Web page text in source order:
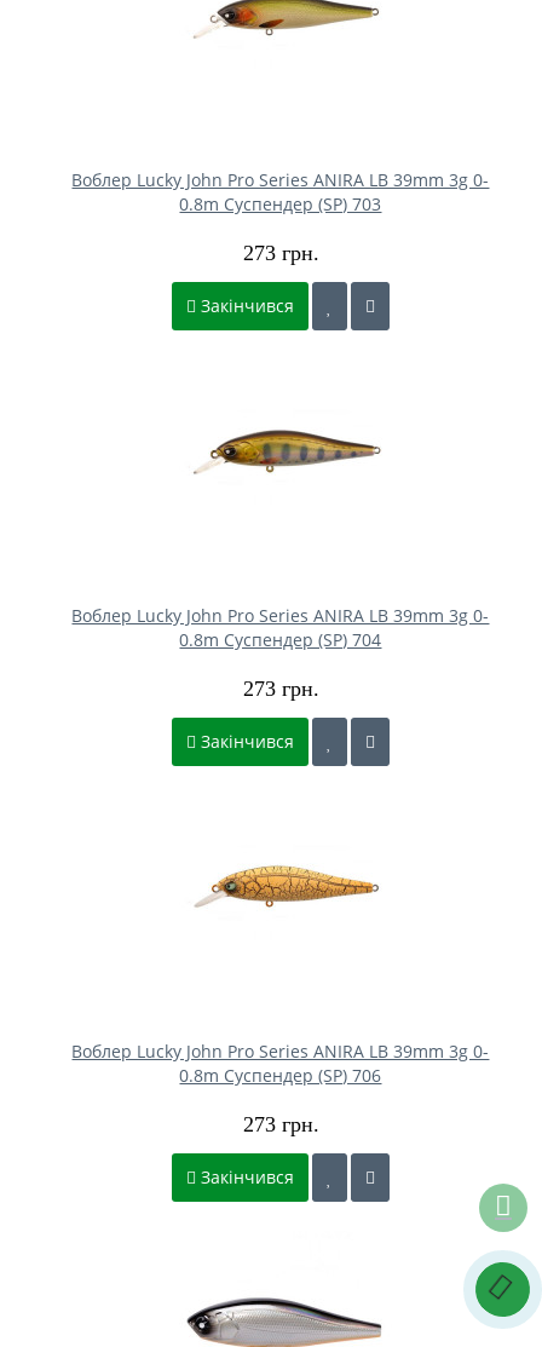
Воблер Lucky John Pro Series ANIRA LB 39mm 3g 0-
0.8m Cуспендер (SP) 703
273 грн.
Закінчився
Воблер Lucky John Pro Series ANIRA LB 39mm 3g 0-
0.8m Cуспендер (SP) 704
273 грн.
Закінчився
Воблер Lucky John Pro Series ANIRA LB 39mm 3g 0-
0.8m Cуспендер (SP) 706
273 грн.
Закінчився